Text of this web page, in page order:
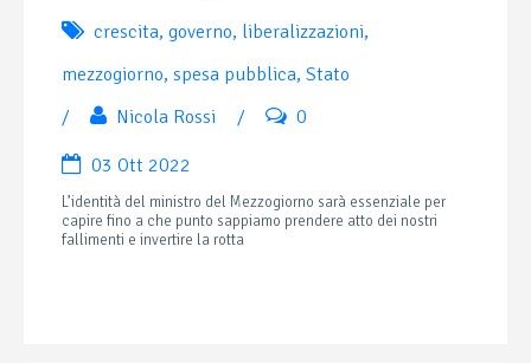
crescita, governo, liberalizzazioni,
mezzogiorno, spesa pubblica, Stato
/
Nicola Rossi / 0
03 Ott 2022
L’identità del ministro del Mezzogiorno sarà essenziale per
capire fino a che punto sappiamo prendere atto dei nostri
fallimenti e invertire la rotta